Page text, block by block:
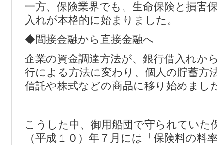
一方、保険業界でも、生命保険と損害
入れが本格的に始まりました。
◆間接金融から直接金融へ
企業の資金調達方法が、銀行借入れか
行による方法に変わり、個人の貯蓄方
信託や株式などの商品に移り始めまし
こうした中、御用船団で守られていた
（平成１０）年７月には「保険料の料